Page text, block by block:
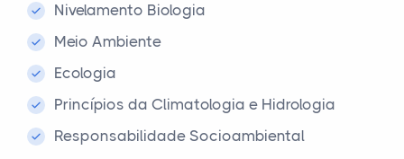
Nivelamento Biologia
Meio Ambiente
Ecologia
Princípios da Climatologia e Hidrologia
Responsabilidade Socioambiental